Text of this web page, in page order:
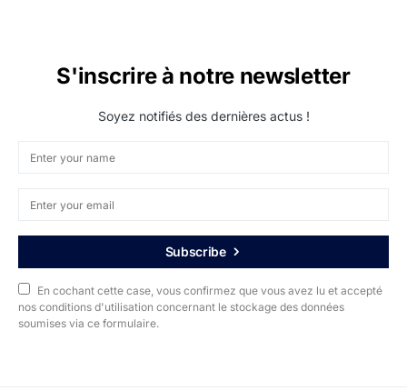
S'inscrire à notre newsletter
Soyez notifiés des dernières actus !
Subscribe
En cochant cette case, vous confirmez que vous avez lu et accepté
nos conditions d'utilisation concernant le stockage des données
soumises via ce formulaire.